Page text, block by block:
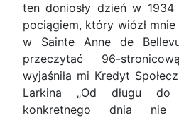
ten doniosły dzień w 1934
pociągiem, który wiózł
w Sainte Anne de
przeczytać 96-
wyjaśniła mi Kredyt
Larkina „Od długu do
konkretnego dnia nie